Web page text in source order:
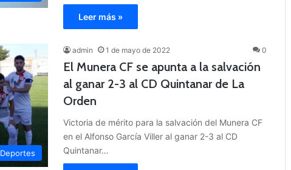
Leer más »
Deportes
admin 1 de mayo de 2022 0
El Munera CF se apunta a la salvación
al ganar 2-3 al CD Quintanar de La
Orden
Victoria de mérito para la salvación del Munera CF
en el Alfonso García Viller al ganar 2-3 al CD
Quintanar…